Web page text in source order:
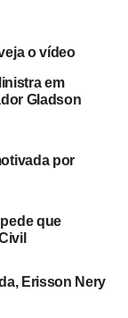
o vídeo
em
Gladson
por
que
Erisson Nery